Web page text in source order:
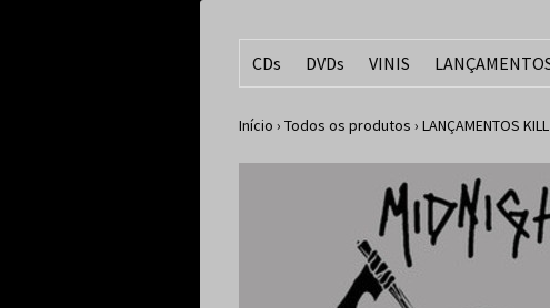
CDs DVDs VINIS
Início › Todos os produtos › LANÇAMENTOS